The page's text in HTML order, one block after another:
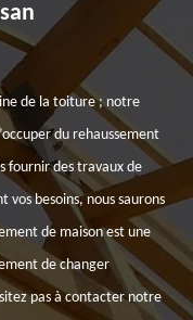
de la toiture ; notre
du rehaussement
fournir des travaux de
besoins, nous saurons
de maison est une
de changer
pas à contacter notre